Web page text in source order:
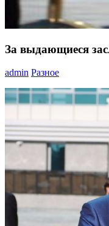
За выдающиеся
admin Разное